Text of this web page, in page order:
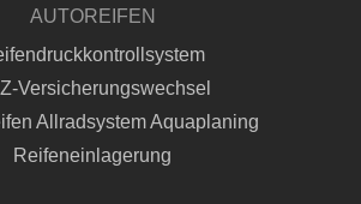
AUTOREIFEN
Versicherungswechsel
Allradsystem Aquaplaning
Reifeneinlagerung